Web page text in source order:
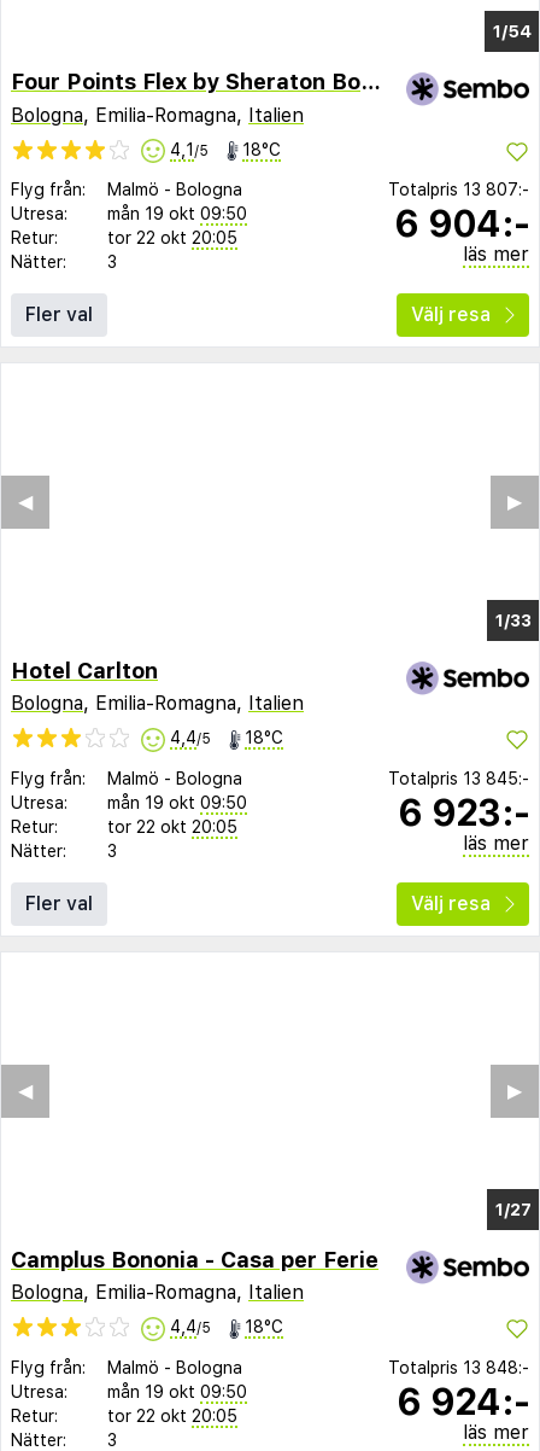
1/48
Four Points Flex by Sheraton Bologna Airport
Bologna, Emilia-Romagna, Italien
4,1 /5 18°C
Flyg från: Malmö - Bologna
Utresa:
mån 19 okt 09:50
Retur:
tor 22 okt 20:05
Nätter:
3
Totalpris 13 807:-
6 904:-
läs mer
Fler val Välj resa
1/26
▶︎
◀︎
Hotel Carlton
Bologna, Emilia-Romagna, Italien
4,4/5 18°C
Flyg från: Malmö - Bologna
Utresa:
mån 19 okt 09:50
Retur:
tor 22 okt 20:05
Nätter:
3
Totalpris 13 845:-
6 923:-
läs mer
Fler val Välj resa
1/21
▶︎
◀︎
Camplus Bononia - Casa per Ferie
Bologna, Emilia-Romagna, Italien
4,4/5 18°C
Flyg från: Malmö - Bologna
Utresa:
mån 19 okt 09:50
Retur:
tor 22 okt 20:05
Nätter:
3
Totalpris 13 848:-
6 924:-
läs mer